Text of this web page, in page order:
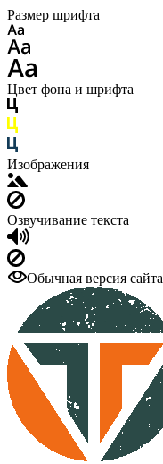
Размер шрифта
Цвет фона и шрифта
Изображения
Озвучивание текста
Обычная версия сайта